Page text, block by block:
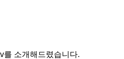
를 소개해드렸습니다.